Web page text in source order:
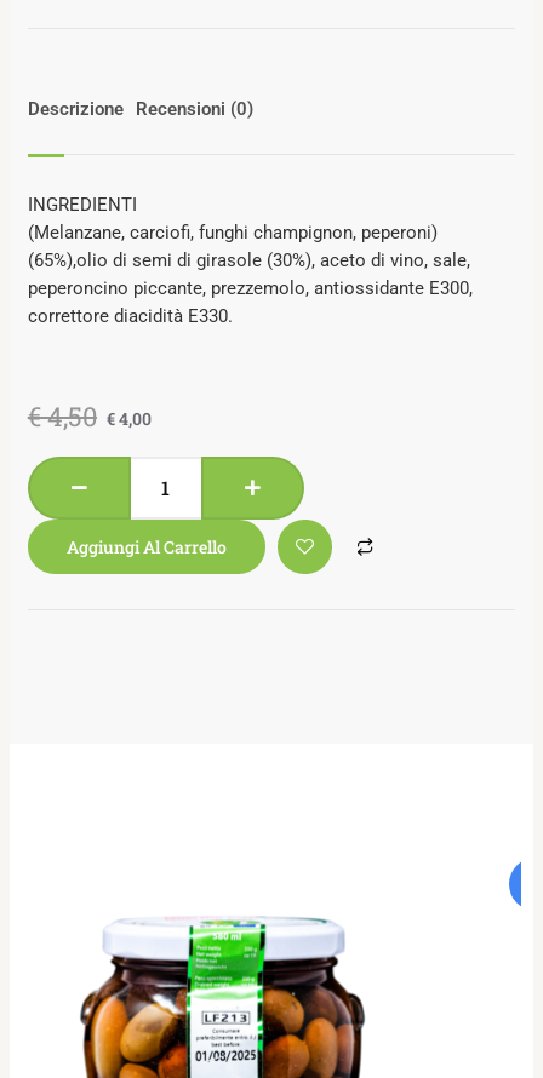
Descrizione Recensioni (0)
INGREDIENTI
(Melanzane, carciofi, funghi champignon, peperoni)
(65%),olio di semi di girasole (30%), aceto di vino, sale,
peperoncino piccante, prezzemolo, antiossidante E300,
correttore diacidità E330.
€4,50 €4,00
Aggiungi Al Carrello